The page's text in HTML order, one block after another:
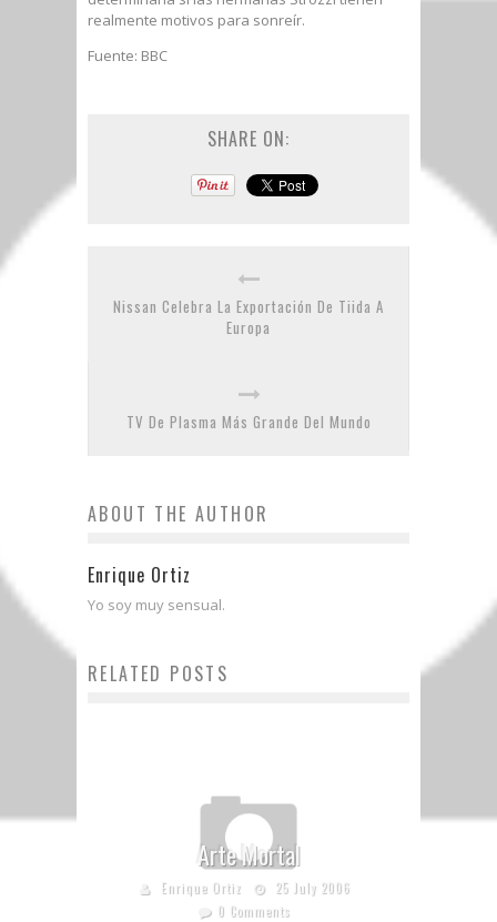
realmente motivos para sonreír.
Fuente: BBC
SHARE ON:
Nissan Celebra La Exportación De Tiida A
Europa
TV De Plasma Más Grande Del Mundo
ABOUT THE AUTHOR
Enrique Ortiz
Yo soy muy sensual.
RELATED POSTS
Arte Mortal
Enrique Ortiz
25 July 2006
0 Comments